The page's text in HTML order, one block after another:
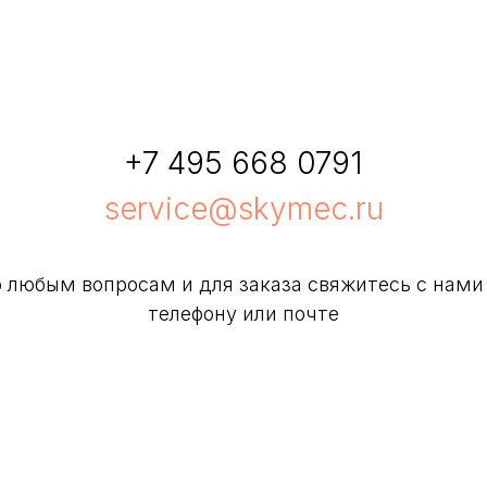
+7 495 668 0791
service@skymec.ru
любым вопросам и для заказа свяжитесь с нами
телефону или почте